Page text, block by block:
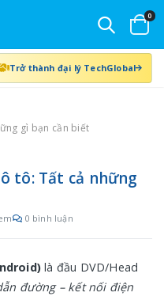
0
Trở thành đại lý TechGlobal
gì bạn cần biết
tô: Tất cả những
0 bình luận
là đầu DVD/Head
đường – kết nối điện